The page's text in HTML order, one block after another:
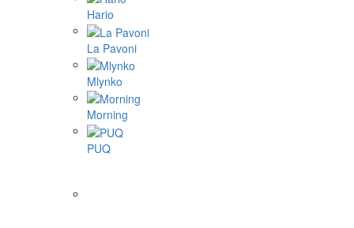
Hario
La Pavoni
Mlynko
Morning
PUQ